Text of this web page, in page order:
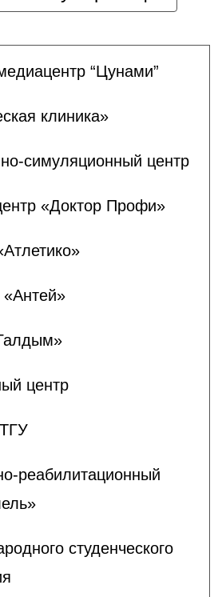
“Цунами”
клиника»
симуляционный центр
«Доктор Профи»
центр
реабилитационный
студенческого